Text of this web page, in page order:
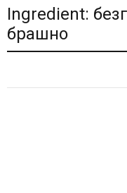
Ingredient:
брашно